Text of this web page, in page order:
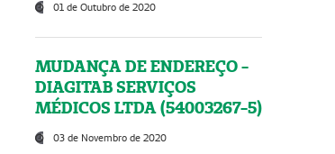
01 de Outubro de 2020
MUDANÇA DE ENDEREÇO -
DIAGITAB SERVIÇOS
MÉDICOS LTDA (54003267-5)
03 de Novembro de 2020